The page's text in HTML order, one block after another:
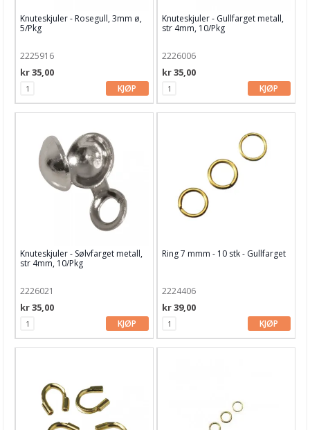
Knuteskjuler - Rosegull, 3mm ø,
5/Pkg
2225916
kr 35,00
KJØP
Knuteskjuler - Gullfarget metall,
str 4mm, 10/Pkg
2226006
kr 35,00
KJØP
Knuteskjuler - Sølvfarget metall,
str 4mm, 10/Pkg
2226021
kr 35,00
KJØP
Ring 7 mmm - 10 stk - Gullfarget
2224406
kr 39,00
KJØP